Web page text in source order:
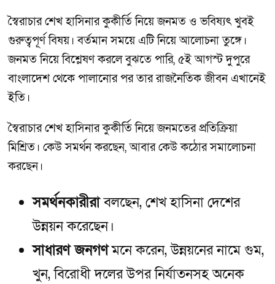
স্বৈরাচার শেখ হাসিনার কুকীর্তি নিয়ে জনমত ও ভবিষ্যৎ খুবই
গুরুত্বপূর্ণ বিষয়। বর্তমান সময়ে এটি নিয়ে আলোচনা তুঙ্গে।
জনমত নিয়ে বিশ্লেষণ করলে বুঝতে পারি, ৫ই আগস্ট দুপুরে
বাংলাদেশ থেকে পালানোর পর তার রাজনৈতিক জীবন এখানেই
ইতি।
স্বৈরাচার শেখ হাসিনার কুকীর্তি নিয়ে জনমতের প্রতিক্রিয়া
মিশ্রিত। কেউ সমর্থন করছেন, আবার কেউ কঠোর সমালোচনা
করছেন।
সমর্থনকারীরাবলছেন, শেখ হাসিনা দেশের
উন্নয়ন করেছেন।
সাধারণ জনগণমনে করেন, উন্নয়নের নামে গুম,
খুন, বিরোধী দলের উপর নির্যাতনসহ অনেক